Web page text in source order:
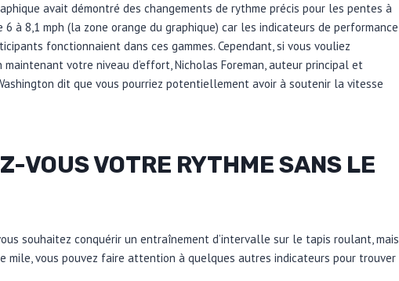
avait démontré des changements de rythme précis pour les pentes à
à 8,1 mph (la zone orange du graphique) car les indicateurs de performance
fonctionnaient dans ces gammes. Cependant, si vous vouliez
votre niveau d’effort, Nicholas Foreman, auteur principal et
dit que vous pourriez potentiellement avoir à soutenir la vitesse
VOUS VOTRE RYTHME SANS LE
souhaitez conquérir un entraînement d’intervalle sur le tapis roulant, mais
mile, vous pouvez faire attention à quelques autres indicateurs pour trouver